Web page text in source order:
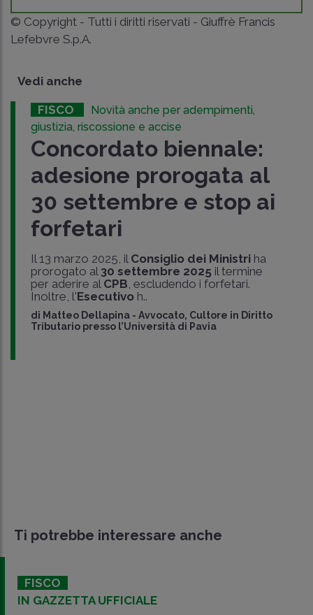
© Copyright - Tutti i diritti riservati - Giuffrè Francis
Lefebvre S.p.A.
Vedi anche
FISCO
Novità anche per adempimenti,
giustizia, riscossione e accise
Concordato biennale:
adesione prorogata al
30 settembre e stop ai
forfetari
Il 13 marzo 2025, il Consiglio dei Ministriha
prorogato al 30 settembre 2025il termine
per aderire al CPB , escludendo i forfetari.
Inoltre, l'Esecutivoh..
di Matteo Dellapina - Avvocato, Cultore in Diritto
Tributario presso l’Università di Pavia
Ti potrebbe interessare anche
FISCO
IN GAZZETTA UFFICIALE